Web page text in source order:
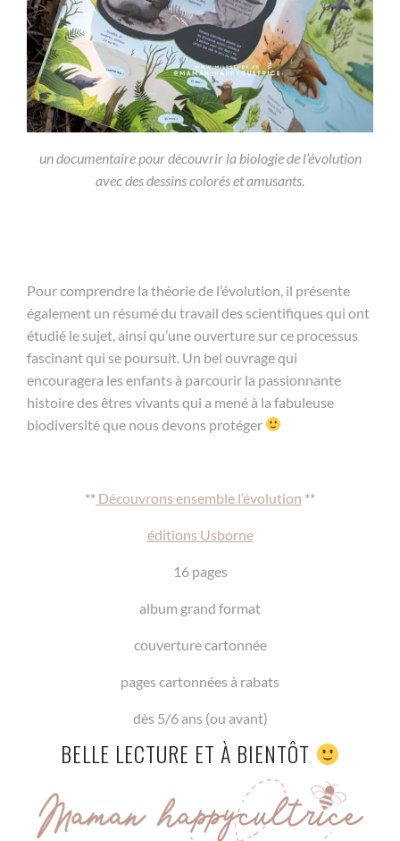
un documentaire pour découvrir la biologie de l’évolution
avec des dessins colorés et amusants.
Pour comprendre la théorie de l’évolution, il présente
également un résumé du travail des scientifiques qui ont
étudié le sujet, ainsi qu’une ouverture sur ce processus
fascinant qui se poursuit. Un bel ouvrage qui
encouragera les enfants à parcourir la passionnante
histoire des êtres vivants qui a mené à la fabuleuse
biodiversité que nous devons protéger
** Découvrons ensemble l’évolution **
éditions Usborne
16 pages
album grand format
couverture cartonnée
pages cartonnées à rabats
dès 5/6 ans (ou avant)
BELLE LECTURE ET À BIENTÔT